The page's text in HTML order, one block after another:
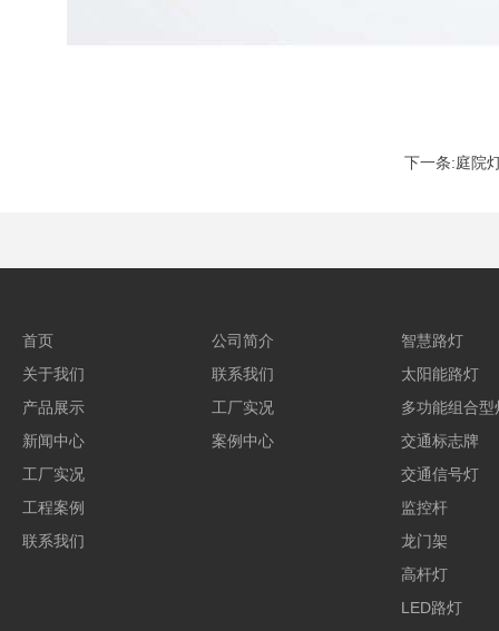
下一条:庭院
首页
关于我们
产品展示
新闻中心
工厂实况
工程案例
联系我们
公司简介
联系我们
工厂实况
案例中心
智慧路灯
太阳能路灯
多功能组合型
交通标志牌
交通信号灯
监控杆
龙门架
高杆灯
LED路灯